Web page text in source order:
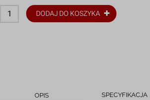
DODAJ DO KOSZYKA
OPIS SPECYFIKACJA